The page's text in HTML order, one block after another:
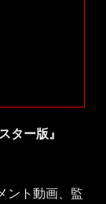
ター版』
ント動画、監